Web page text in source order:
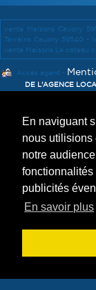
En naviguant
nous utilisions
notre
publicités
En savoir plus
CALCULETTE
vente Maisons Caudry
Terrains Caudry 59540 -
vente Maisons Le cateau
Accès agent -
DE L'AGENCE